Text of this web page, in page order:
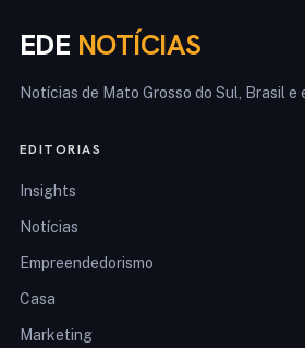
EDE NOTÍCIAS
Notícias de Mato Grosso do Sul, Brasil
EDITORIAS
Insights
Notícias
Empreendedorismo
Casa
Marketing